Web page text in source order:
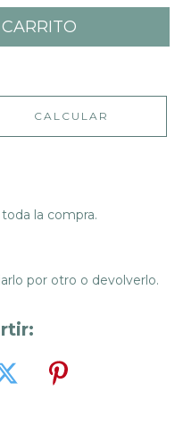
CALCULAR
la compra.
por otro o devolverlo.